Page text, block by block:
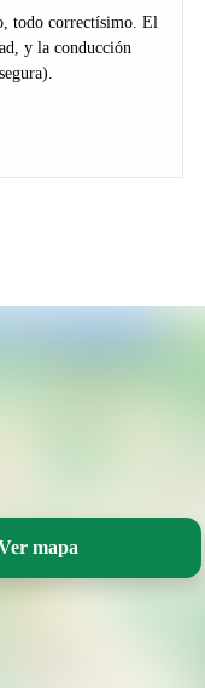
todo correctísimo. El
y la conducción
mapa